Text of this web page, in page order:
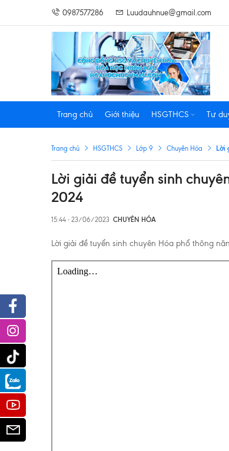
0987577286 Luudauhnue@gmail.com
Trang chủ Giới thiệu HSGTHCS Tư
Trang chủ HSGTHCS Lớp 9 Chuyên Hóa Lời
Lời giải đề tuyển sinh
2024
15:44 - 23/06/2023 CHUYÊN HÓA
Lời giải đề tuyển sinh chuyên Hóa phổ thông